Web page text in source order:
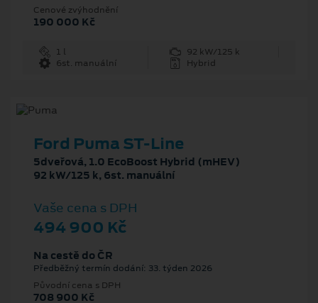
Cenové zvýhodnění
190 000 Kč
1 l
92 kW/125 k
6st. manuální
Hybrid
Ford Puma ST-Line
5dveřová, 1.0 EcoBoost Hybrid (mHEV)
92 kW/125 k, 6st. manuální
Vaše cena s DPH
494 900 Kč
Na cestě do ČR
Předběžný termín dodání: 33. týden 2026
Původní cena s DPH
708 900 Kč